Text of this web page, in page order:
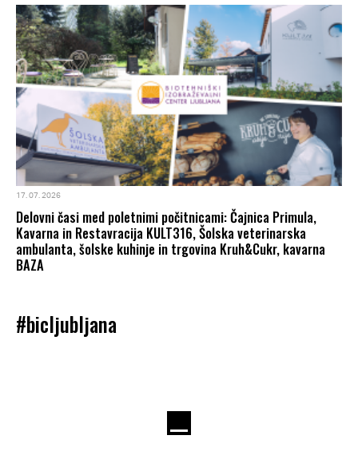
17. 07. 2026
Delovni časi med poletnimi počitnicami: Čajnica Primula,
Kavarna in Restavracija KULT316, Šolska veterinarska
ambulanta, šolske kuhinje in trgovina Kruh&Cukr, kavarna
BAZA
#bicljubljana